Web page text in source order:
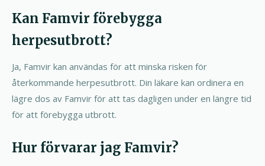
Kan Famvir förebygga
herpesutbrott?
Ja, Famvir kan användas för att minska risken för
återkommande herpesutbrott. Din läkare kan ordinera en
lägre dos av Famvir för att tas dagligen under en längre tid
för att förebygga utbrott.
Hur förvarar jag Famvir?